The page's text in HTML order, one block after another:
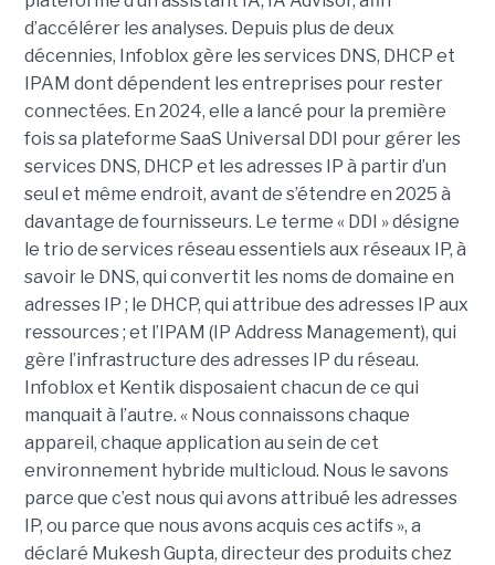
d’accélérer les analyses. Depuis plus de deux
décennies, Infoblox gère les services DNS, DHCP et
IPAM dont dépendent les entreprises pour rester
connectées. En 2024, elle a lancé pour la première
fois sa plateforme SaaS Universal DDI pour gérer les
services DNS, DHCP et les adresses IP à partir d’un
seul et même endroit, avant de s’étendre en 2025 à
davantage de fournisseurs. Le terme « DDI » désigne
le trio de services réseau essentiels aux réseaux IP, à
savoir le DNS, qui convertit les noms de domaine en
adresses IP ; le DHCP, qui attribue des adresses IP aux
ressources ; et l’IPAM (IP Address Management), qui
gère l’infrastructure des adresses IP du réseau.
Infoblox et Kentik disposaient chacun de ce qui
manquait à l’autre. « Nous connaissons chaque
appareil, chaque application au sein de cet
environnement hybride multicloud. Nous le savons
parce que c’est nous qui avons attribué les adresses
IP, ou parce que nous avons acquis ces actifs », a
déclaré Mukesh Gupta, directeur des produits chez